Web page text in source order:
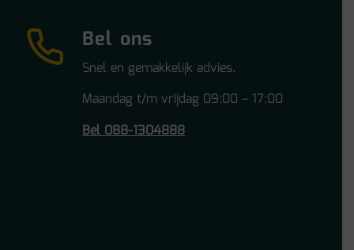
Bel ons
Snel en gemakkelijk advies.
Maandag t/m vrijdag 09:00 – 17:00
Bel 088-1304888